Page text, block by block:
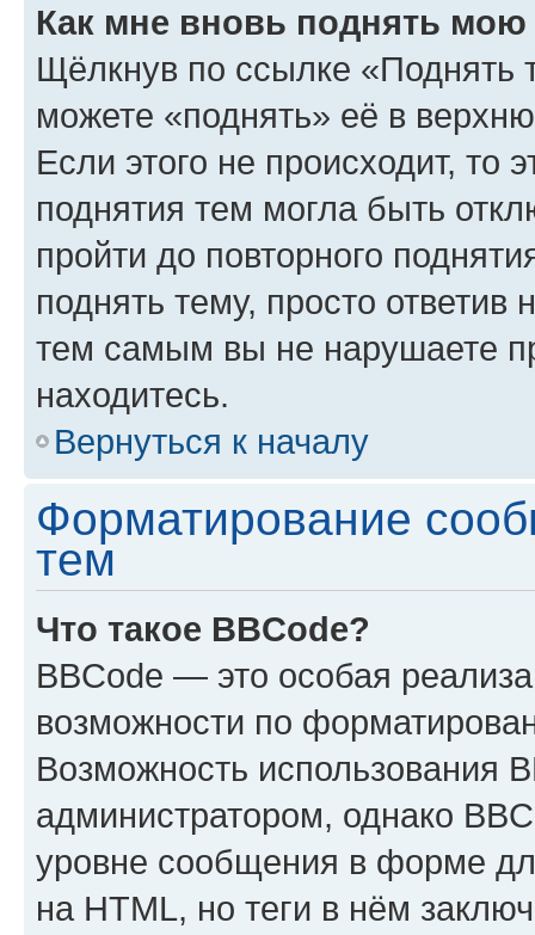
Как мне вновь поднять мою
Щёлкнув по ссылке «Поднять
можете «поднять» её в
Если этого не происходит, то
поднятия тем могла быть
пройти до повторного
поднять тему, просто ответив
тем самым вы не нарушаете
находитесь.
Вернуться к началу
Форматирование
тем
Что такое BBCode?
BBCode — это особая
возможности по
Возможность использования
администратором, однако
уровне сообщения в форме
на HTML, но теги в нём